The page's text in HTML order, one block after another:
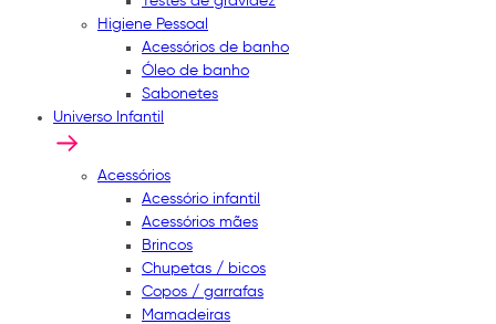
Higiene Pessoal
Acessórios de banho
Óleo de banho
Sabonetes
Universo Infantil
Acessórios
Acessório infantil
Acessórios mães
Brincos
Chupetas / bicos
Copos / garrafas
Mamadeiras